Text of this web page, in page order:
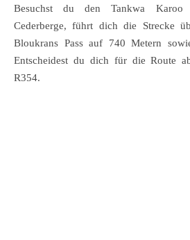
Besuchst du den Tankwa Karoo
Cederberge, führt dich die Strecke
Bloukrans Pass auf 740 Metern
Entscheidest du dich für die Route
R354.